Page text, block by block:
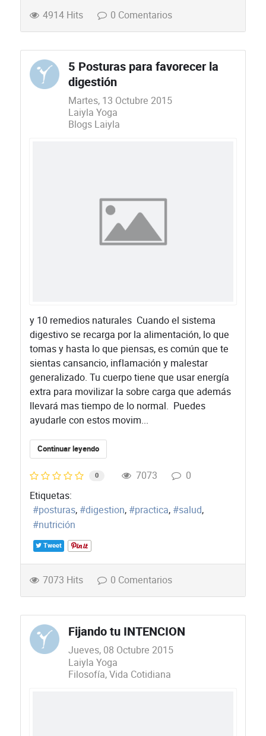
4914 Hits 0 Comentarios
5 Posturas para favorecer la
digestión
Martes, 13 Octubre 2015
Laiyla Yoga
Blogs Laiyla
y 10 remedios naturales ​Cuando el sistema
digestivo se recarga por la alimentación, lo que
tomas y hasta lo que piensas, es común que te
sientas cansancio, inflamación y malestar
generalizado. Tu cuerpo tiene que usar energía
extra para movilizar la sobre carga que además
llevará mas tiempo de lo normal. Puedes
ayudarle con estos movim...
Continuar leyendo
0 7073
0
Etiquetas:
posturas
digestion practica
salud
nutrición
Tweet
7073 Hits 0 Comentarios
Fijando tu INTENCION
Jueves, 08 Octubre 2015
Laiyla Yoga
Filosofía Vida Cotidiana